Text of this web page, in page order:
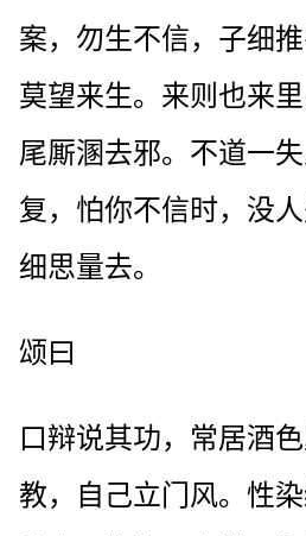
案，勿生不信，子细推
莫望来生。来则也来
尾厮溷去邪。不道一
复，怕你不信时，没
细思量去。
颂曰
口辩说其功，常居酒
教，自己立门风。性